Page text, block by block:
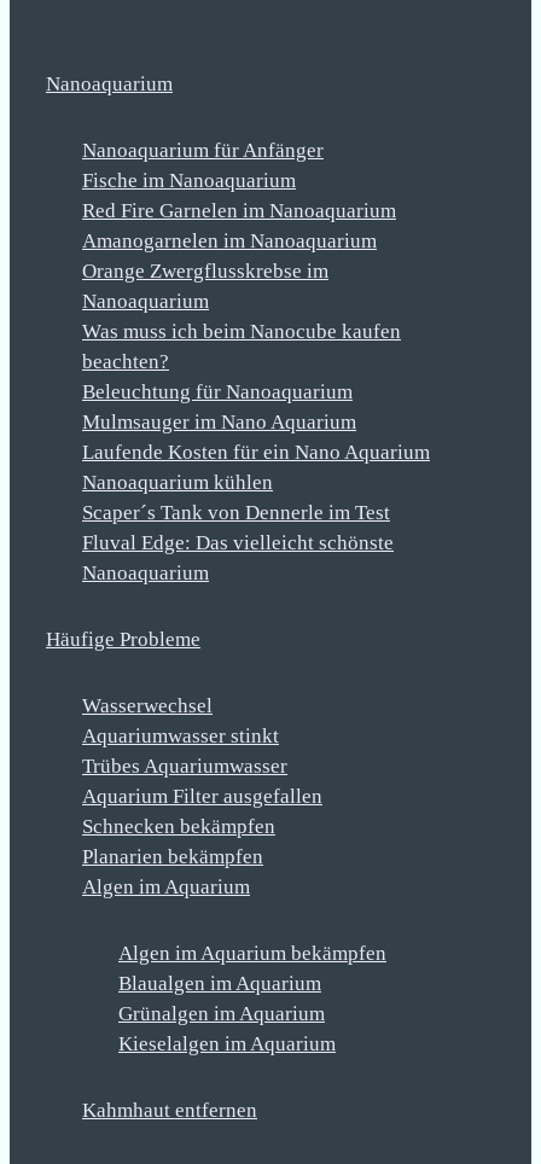
Nanoaquarium
Nanoaquarium für Anfänger
Fische im Nanoaquarium
Red Fire Garnelen im Nanoaquarium
Amanogarnelen im Nanoaquarium
Orange Zwergflusskrebse im
Nanoaquarium
Was muss ich beim Nanocube kaufen
beachten?
Beleuchtung für Nanoaquarium
Mulmsauger im Nano Aquarium
Laufende Kosten für ein Nano Aquarium
Nanoaquarium kühlen
Scaper´s Tank von Dennerle im Test
Fluval Edge: Das vielleicht schönste
Nanoaquarium
Häufige Probleme
Wasserwechsel
Aquariumwasser stinkt
Trübes Aquariumwasser
Aquarium Filter ausgefallen
Schnecken bekämpfen
Planarien bekämpfen
Algen im Aquarium
Algen im Aquarium bekämpfen
Blaualgen im Aquarium
Grünalgen im Aquarium
Kieselalgen im Aquarium
Kahmhaut entfernen